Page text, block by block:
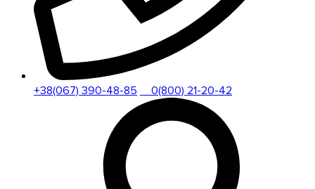
+38(067) 390-48-85 0(800) 21-20-42